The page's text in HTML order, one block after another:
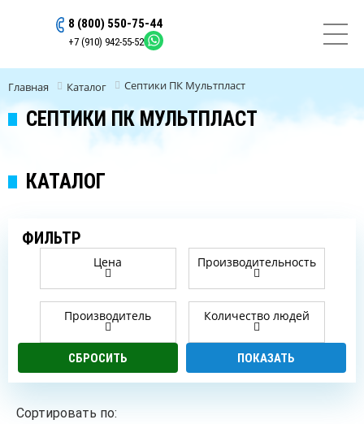
8 (800) 550-75-44
+7 (910) 942-55-52
Главная Каталог Септики ПК Мультпласт
СЕПТИКИ ПК МУЛЬТПЛАСТ
КАТАЛОГ
ФИЛЬТР
Цена Производительность
Производитель Количество людей
Сортировать по: